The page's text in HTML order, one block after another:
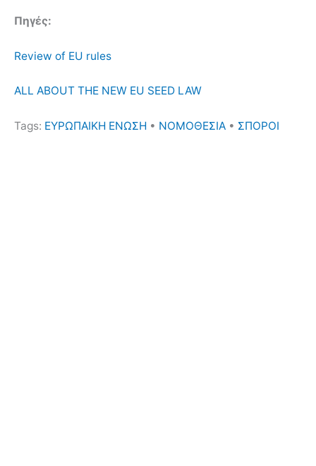
Πηγές:
Review of EU rules
ALL ABOUT THE NEW EU SEED LAW
Tags: ΕΥΡΩΠΑΙΚΗ ΕΝΩΣΗ • ΝΟΜΟΘΕΣΙΑ • ΣΠΟΡΟΙ